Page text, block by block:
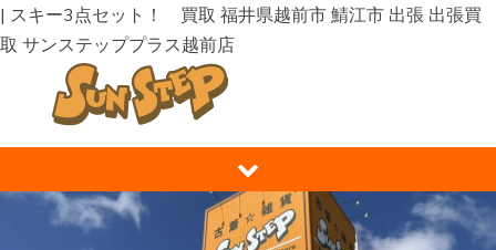
| スキー3点セット！ 買取 福井県越前市 鯖江市 出張 出張買
取 サンステッププラス越前店
to
content
福井の買取り・販売 サンステップ [
福井の買取販売ならサンステップへ。メンズ・レディース衣